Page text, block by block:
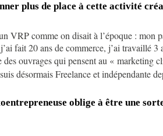
plus de place à cette activité
VRP comme on disait à l’époque : mon
fait 20 ans de commerce, j’ai travaillé
des ouvrages qui pensent au « marketing
désormais Freelance et indépendante
oblige à être une